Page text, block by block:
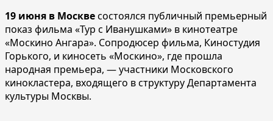
19 июня в Москвесостоялся публичный премьерный
показ фильма «Тур с Иванушками» в кинотеатре
«Москино Ангара». Сопродюсер фильма, Киностудия
Горького, и киносеть «Москино», где прошла
народная премьера, — участники Московского
кинокластера, входящего в структуру Департамента
культуры Москвы.